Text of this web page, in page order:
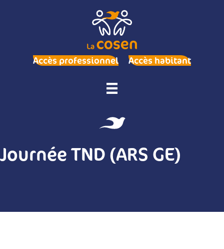
Accès professionnel Accès habitant
Journée TND (ARS GE)